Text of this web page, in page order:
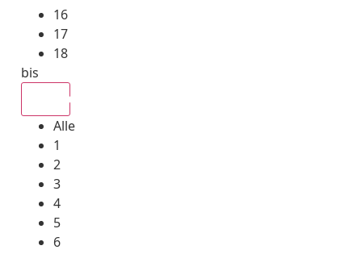
16
17
18
bis
Alle
1
2
3
4
5
6